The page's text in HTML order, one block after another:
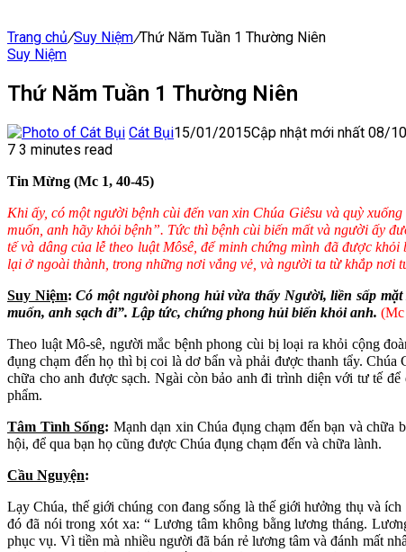
Trang chủ/Suy Niệm/Thứ Năm Tuần 1 Thường Niên
Suy Niệm
Thứ Năm Tuần 1 Thường Niên
Cát Bụi15/01/2015Cập nhật mới nhất 08/
7 3 minutes read
Tin Mừng (Mc 1, 40-45)
Khi ấy, có một người bệnh cùi đến van xin Chúa Giêsu và quỳ
muốn, anh hãy khỏi bệnh”. Tức thì bệnh cùi biến mất và người ấy
tế và dâng của lễ theo luật Môsê, để minh chứng mình đã được
lại ở ngoài thành, trong những nơi vắng vẻ, và người ta từ khắp nơi
Suy Niệm: Có một ngưòi phong hủi vừa thấy Người, liền sấp
muốn, anh sạch đi”. Lập tức, chứng phong hủi biến khỏi anh. (Mc
Theo luật Mô-sê, người mắc bệnh phong cùi bị loại ra khỏi cộng
đụng chạm đến họ thì bị coi là dơ bẩn và phải được thanh tẩy.
chữa cho anh được sạch. Ngài còn bảo anh đi trình diện với tư tế
phẩm.
Tâm Tình Sống: Mạnh dạn xin Chúa đụng chạm đến bạn và chữa
hội, để qua bạn họ cũng được Chúa đụng chạm đến và chữa lành.
Cầu Nguyện:
Lạy Chúa, thế giới chúng con đang sống là thế giới hưởng thụ và
đó đã nói trong xót xa: “ Lương tâm không bằng lương tháng.
phục vụ. Vì tiền mà nhiều người đã bán rẻ lương tâm và đánh mất